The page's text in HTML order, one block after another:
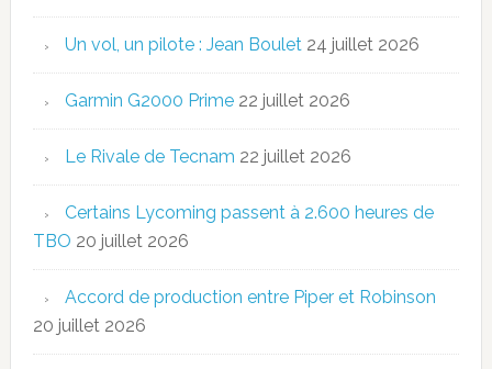
Un vol, un pilote : Jean Boulet 24 juillet 2026
Garmin G2000 Prime 22 juillet 2026
Le Rivale de Tecnam 22 juillet 2026
Certains Lycoming passent à 2.600 heures de
TBO 20 juillet 2026
Accord de production entre Piper et Robinson
20 juillet 2026